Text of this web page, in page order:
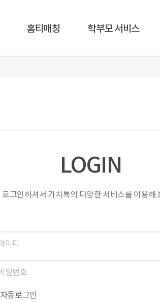
홈티매칭 학부모 서비스
LOGIN
로그인하셔서 가치톡의 다양한 서비스를 이용해
자동로그인